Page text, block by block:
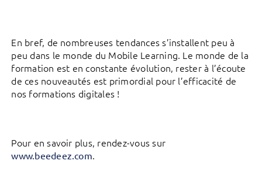
En bref, de nombreuses tendances s’installent peu à
peu dans le monde du Mobile Learning. Le monde de la
formation est en constante évolution, rester à l’écoute
de ces nouveautés est primordial pour l’efficacité de
nos formations digitales !
Pour en savoir plus, rendez-vous sur
www.beedeez.com.